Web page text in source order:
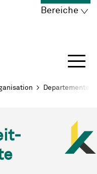
Kriens
Bereiche
Departemente